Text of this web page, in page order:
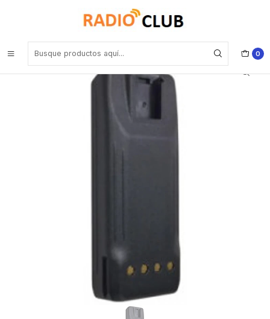
0
Standard Horizon SBR-45LIIS Batería 3200mAh Li-Ion para equipo
portátil Intrínsecamente seguro HX400IS Precio con iva incluido